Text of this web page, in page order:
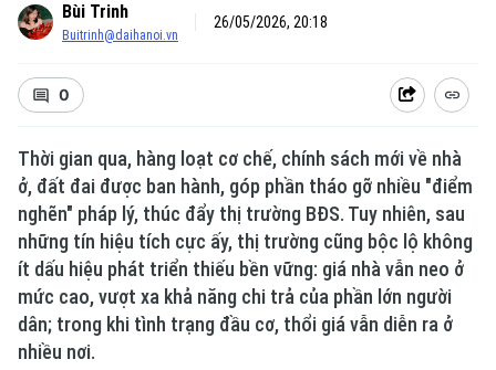
Xu hướng
Bùi Trinh
Buitrinh@daihanoi.vn
26/05/2026, 20:18
0
Thời gian qua, hàng loạt cơ chế, chính sách mới về nhà
ở, đất đai được ban hành, góp phần tháo gỡ nhiều "điểm
nghẽn" pháp lý, thúc đẩy thị trường BĐS. Tuy nhiên, sau
những tín hiệu tích cực ấy, thị trường cũng bộc lộ không
ít dấu hiệu phát triển thiếu bền vững: giá nhà vẫn neo ở
mức cao, vượt xa khả năng chi trả của phần lớn người
dân; trong khi tình trạng đầu cơ, thổi giá vẫn diễn ra ở
nhiều nơi.